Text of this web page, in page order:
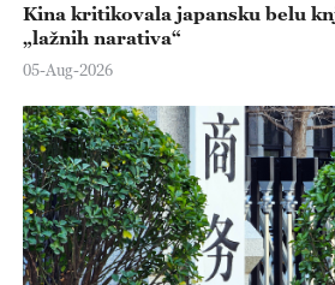
Kina kritikovala japansku belu
„lažnih narativa“
05-Aug-2026